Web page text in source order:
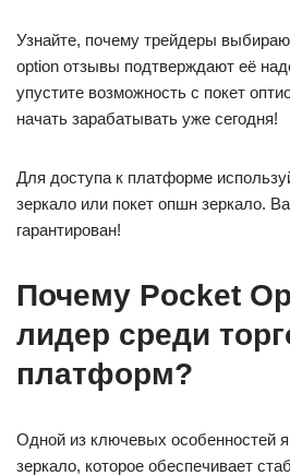
Узнайте, почему трейдеры
option отзывы подтверждают её
упустите возможность с покет
начать зарабатывать уже сегодня!
Для доступа к платформе
зеркало или покет опшн зеркало.
гарантирован!
Почему Pocket
лидер среди
платформ?
Одной из ключевых особенностей
зеркало, которое обеспечивает